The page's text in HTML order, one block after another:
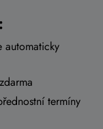
automaticky
termíny